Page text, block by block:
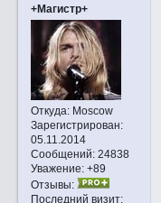
+Магистр+
Откуда:Moscow
Зарегистрирован:
05.11.2014
Сообщений:24838
Уважение: +89
Отзывы:
Последний визит: